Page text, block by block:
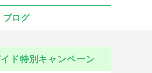
ブログ
ド特別キャンペーン